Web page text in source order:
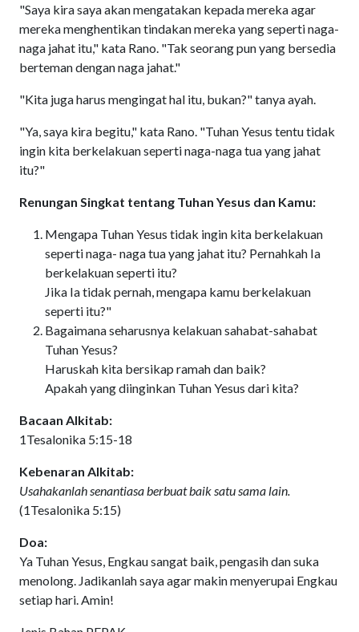
"Saya kira saya akan mengatakan kepada mereka agar
mereka menghentikan tindakan mereka yang seperti naga-
naga jahat itu," kata Rano. "Tak seorang pun yang bersedia
berteman dengan naga jahat."
"Kita juga harus mengingat hal itu, bukan?" tanya ayah.
"Ya, saya kira begitu," kata Rano. "Tuhan Yesus tentu tidak
ingin kita berkelakuan seperti naga-naga tua yang jahat
itu?"
Renungan Singkat tentang Tuhan Yesus dan Kamu:
Mengapa Tuhan Yesus tidak ingin kita berkelakuan
seperti naga- naga tua yang jahat itu? Pernahkah Ia
berkelakuan seperti itu?
Jika Ia tidak pernah, mengapa kamu berkelakuan
seperti itu?"
Bagaimana seharusnya kelakuan sahabat-sahabat
Tuhan Yesus?
Haruskah kita bersikap ramah dan baik?
Apakah yang diinginkan Tuhan Yesus dari kita?
Bacaan Alkitab:
1Tesalonika 5:15-18
Kebenaran Alkitab:
Usahakanlah senantiasa berbuat baik satu sama lain.
(1Tesalonika 5:15)
Doa:
Ya Tuhan Yesus, Engkau sangat baik, pengasih dan suka
menolong. Jadikanlah saya agar makin menyerupai Engkau
setiap hari. Amin!